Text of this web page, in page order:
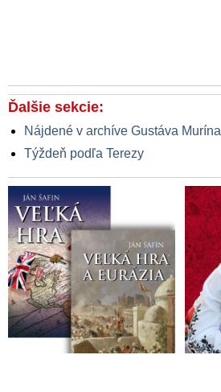
Ďalšie sekcie:
Nájdené v archíve Gustáva Murína
Týždeň podľa Terezy